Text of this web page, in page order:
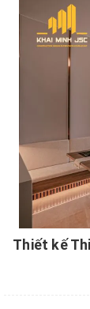
Thiết kế